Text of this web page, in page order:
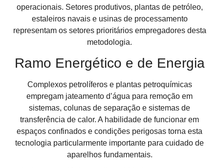
operacionais. Setores produtivos, plantas de petróleo,
estaleiros navais e usinas de processamento
representam os setores prioritários empregadores desta
metodologia.
Ramo Energético e de Energia
Complexos petrolíferos e plantas petroquímicas
empregam jateamento d’água para remoção em
sistemas, colunas de separação e sistemas de
transferência de calor. A habilidade de funcionar em
espaços confinados e condições perigosas torna esta
tecnologia particularmente importante para cuidado de
aparelhos fundamentais.